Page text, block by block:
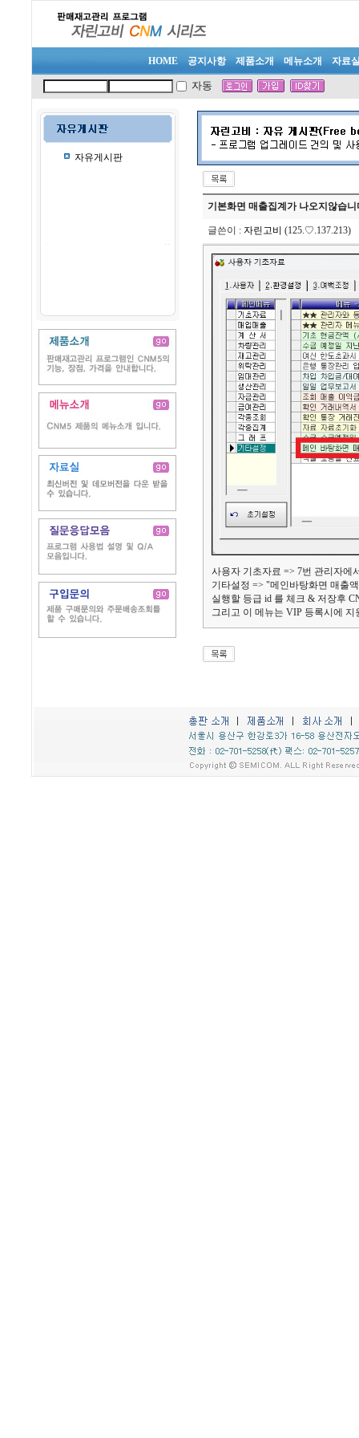
HOME 공지사항 제품소개 메뉴소개 자료
자동
자유게시판
기본화면 매출집계가 나오지않습니
글쓴이 : 자린고비
사용자 기초자료 => 7번 관리자에
기타설정 => "메인바탕화면 매출
실행할 등급 id 를 체크 & 저장후
그리고 이 메뉴는 VIP 등록시에 지